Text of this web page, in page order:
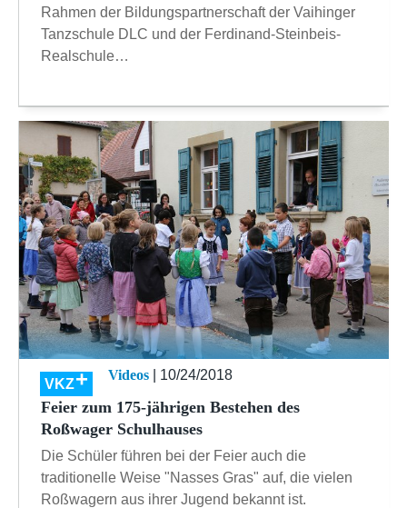
Rahmen der Bildungspartnerschaft der Vaihinger
Tanzschule DLC und der Ferdinand-Steinbeis-
Realschule…
VKZ
Videos | 10/24/2018
Feier zum 175-jährigen Bestehen des
Roßwager Schulhauses
Die Schüler führen bei der Feier auch die
traditionelle Weise "Nasses Gras" auf, die vielen
Roßwagern aus ihrer Jugend bekannt ist.